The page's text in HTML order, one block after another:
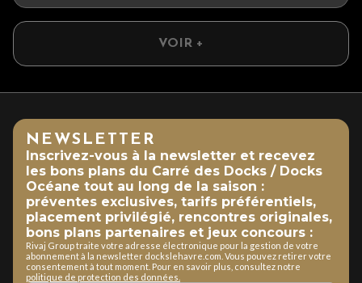
VOIR +
NEWSLETTER
Inscrivez-vous à la newsletter et recevez
les bons plans du Carré des Docks / Docks
Océane tout au long de la saison :
préventes exclusives, tarifs préférentiels,
placement privilégié, rencontres originales,
bons plans partenaires et jeux concours :
Rivaj Group traite votre adresse électronique pour la gestion de votre
abonnement à la newsletter dockslehavre.com. Vous pouvez retirer votre
consentement à tout moment. Pour en savoir plus, consultez notre
politique de protection des données.